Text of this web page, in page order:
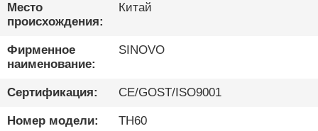
ШОУ
О
НАС
Место
происхождения:
Китай
Фирменное
наименование:
SINOVO
Сертификация: CE/GOST/ISO9001
Номер модели: TH60